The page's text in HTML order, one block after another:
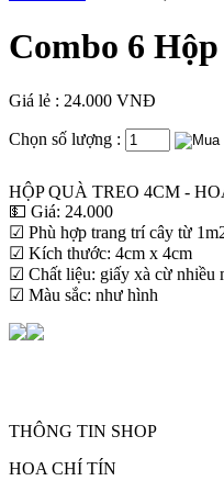
Combo 6
Giá lẻ : 24.000 VNĐ
Chọn số lượng :
HỘP QUÀ TREO 4CM -
💵 Giá: 24.000
☑ Phù hợp trang trí cây từ
☑ Kích thước: 4cm x 4cm
☑ Chất liệu: giấy xà cừ nhiều
☑ Màu sắc: như hình
THÔNG TIN SHOP
HOA CHÍ TÍN